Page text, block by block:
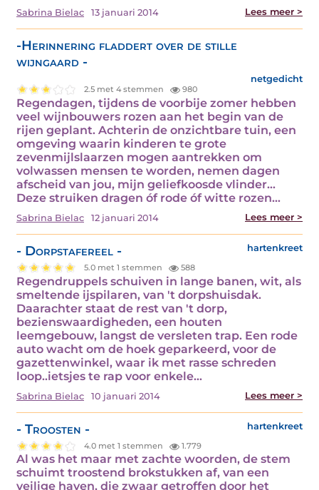
Sabrina Bielac 13 januari 2014 Lees meer >
-Herinnering fladdert over de stille
wijngaard -
netgedicht
2.5 met 4 stemmen 980
Regendagen, tijdens de voorbije zomer hebben
veel wijnbouwers rozen aan het begin van de
rijen geplant. Achterin de onzichtbare tuin, een
omgeving waarin kinderen te grote
zevenmijlslaarzen mogen aantrekken om
volwassen mensen te worden, nemen dagen
afscheid van jou, mijn geliefkoosde vlinder…
Deze struiken dragen óf rode óf witte rozen…
Sabrina Bielac 12 januari 2014 Lees meer >
- Dorpstafereel - hartenkreet
5.0 met 1 stemmen 588
Regendruppels schuiven in lange banen, wit, als
smeltende ijspilaren, van 't dorpshuisdak.
Daarachter staat de rest van 't dorp,
bezienswaardigheden, een houten
leemgebouw, langst de versleten trap. Een rode
auto wacht om de hoek geparkeerd, voor de
gazettenwinkel, waar ik met rasse schreden
loop..ietsjes te rap voor enkele…
Sabrina Bielac 10 januari 2014 Lees meer >
- Troosten - hartenkreet
4.0 met 1 stemmen 1.779
Al was het maar met zachte woorden, de stem
schuimt troostend brokstukken af, van een
veilige haven, die zwaar getroffen door het